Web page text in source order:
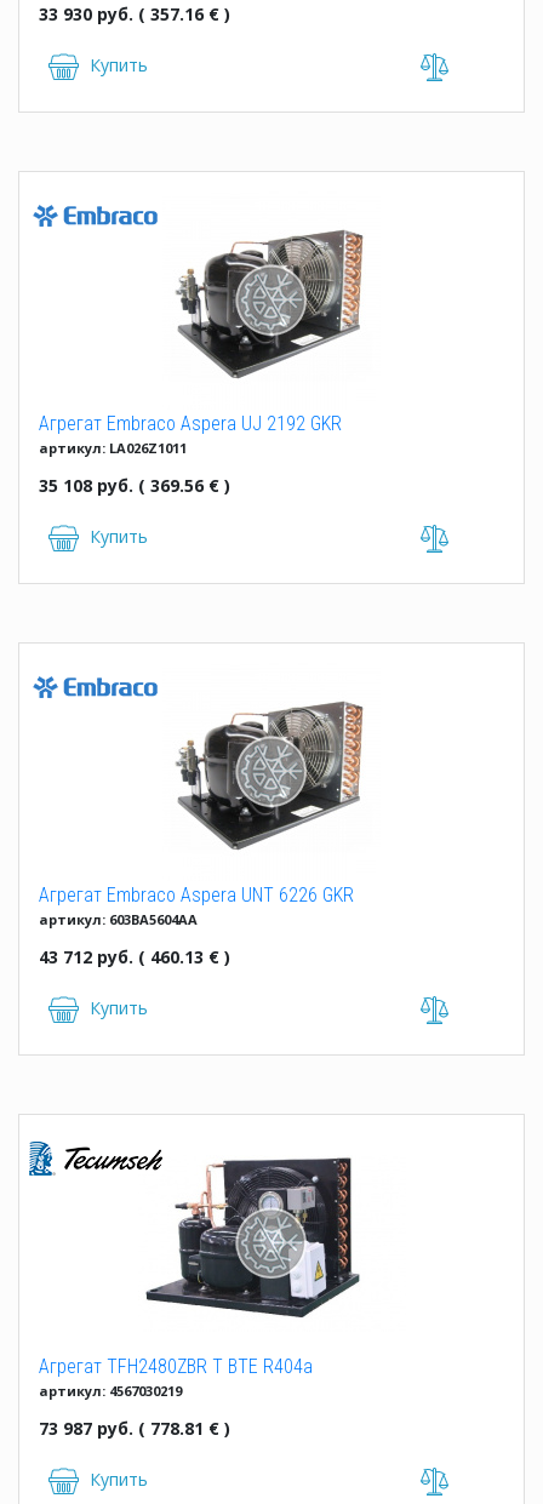
33 930 руб. ( 357.16 € )
Купить
Агрегат Embraco Aspera UJ 2192 GKR
артикул: LA026Z1011
35 108 руб. ( 369.56 € )
Купить
Агрегат Embraco Aspera UNT 6226 GKR
артикул: 603BA5604AA
43 712 руб. ( 460.13 € )
Купить
Агрегат TFH2480ZBR T BTE R404a
артикул: 4567030219
73 987 руб. ( 778.81 € )
Купить